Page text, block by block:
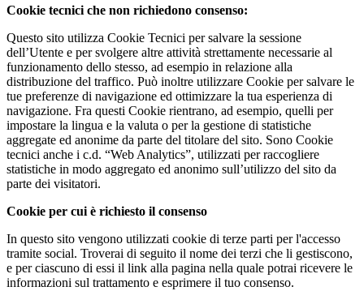
Cookie tecnici che non richiedono consenso:
Questo sito utilizza Cookie Tecnici per salvare la sessione
dell’Utente e per svolgere altre attività strettamente necessarie al
funzionamento dello stesso, ad esempio in relazione alla
distribuzione del traffico. Può inoltre utilizzare Cookie per salvare le
tue preferenze di navigazione ed ottimizzare la tua esperienza di
navigazione. Fra questi Cookie rientrano, ad esempio, quelli per
impostare la lingua e la valuta o per la gestione di statistiche
aggregate ed anonime da parte del titolare del sito. Sono Cookie
tecnici anche i c.d. “Web Analytics”, utilizzati per raccogliere
statistiche in modo aggregato ed anonimo sull’utilizzo del sito da
parte dei visitatori.
Cookie per cui è richiesto il consenso
In questo sito vengono utilizzati cookie di terze parti per l'accesso
tramite social. Troverai di seguito il nome dei terzi che li gestiscono,
e per ciascuno di essi il link alla pagina nella quale potrai ricevere le
informazioni sul trattamento e esprimere il tuo consenso.